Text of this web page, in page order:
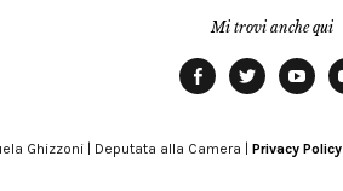
Mi trovi anche qui
Ghizzoni | Deputata alla Camera | Privacy Policy